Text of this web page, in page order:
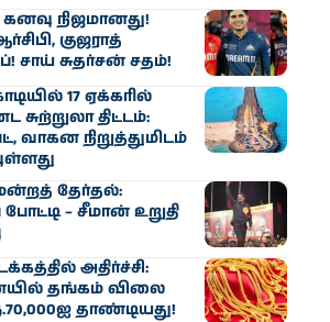
நிஜமானது!
குஜராத்
சாய் சுதர்சன் சதம்!
17 ஏக்கரில்
சுற்றுலா திட்டம்:
வாகன நிறுத்துமிடம்
தேர்தல்:
– சீமான் உறுதி
அதிர்ச்சி:
தங்கம் விலை
தாண்டியது!